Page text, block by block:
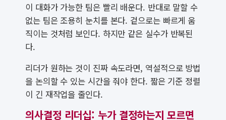
이 대화가 가능한 팀은 빨리 배운다. 반대로 말할 수
없는 팀은 조용히 눈치를 본다. 겉으로는 빠르게 움
직이는 것처럼 보인다. 하지만 같은 실수가 반복된
다.
리더가 원하는 것이 진짜 속도라면, 역설적으로 방법
을 논의할 수 있는 시간을 줘야 한다. 짧은 기준 정렬
이 긴 재작업을 줄인다.
의사결정 리더십: 누가 결정하는지 모르면